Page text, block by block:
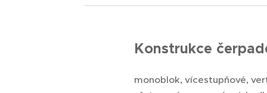
Konstrukce
monoblok, vícestupňové,